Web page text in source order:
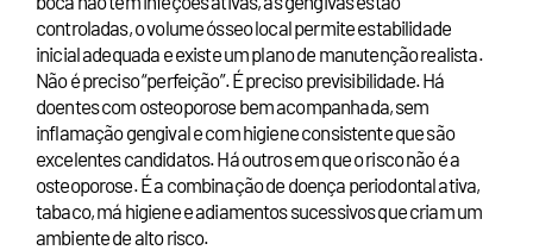
controladas, o volume ósseo local permite estabilidade
inicial adequada e existe um plano de manutenção realista.
Não é preciso “perfeição”. É preciso previsibilidade. Há
doentes com osteoporose bem acompanhada, sem
inflamação gengival e com higiene consistente que são
excelentes candidatos. Há outros em que o risco não é a
osteoporose. É a combinação de doença periodontal ativa,
tabaco, má higiene e adiamentos sucessivos que criam um
ambiente de alto risco.